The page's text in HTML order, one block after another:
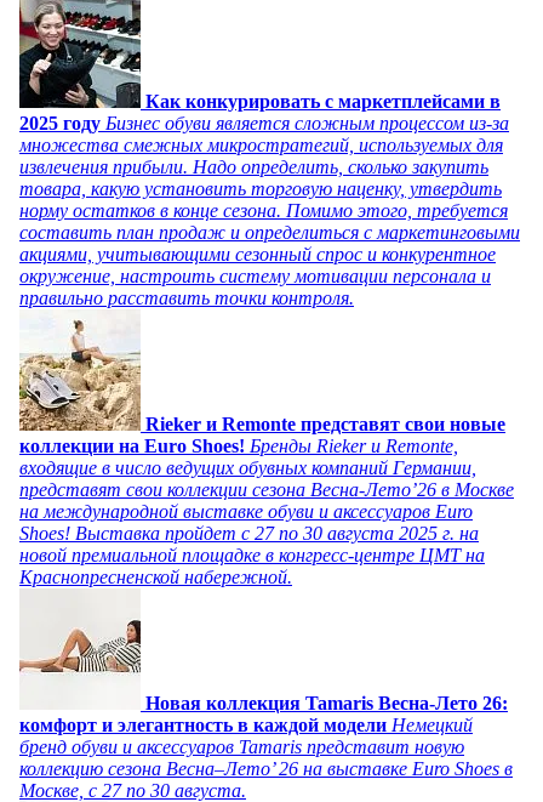
Как конкурировать с маркетплейсами в
2025 году Бизнес обуви является сложным процессом из-за
множества смежных микростратегий, используемых для
извлечения прибыли. Надо определить, сколько закупить
товара, какую установить торговую наценку, утвердить
норму остатков в конце сезона. Помимо этого, требуется
составить план продаж и определиться с маркетинговыми
акциями, учитывающими сезонный спрос и конкурентное
окружение, настроить систему мотивации персонала и
правильно расставить точки контроля.
Rieker и Remonte представят свои новые
коллекции на Euro Shoes! Бренды Rieker и Remonte,
входящие в число ведущих обувных компаний Германии,
представят свои коллекции сезона Весна-Лето’26 в Москве
на международной выставке обуви и аксессуаров Euro
Shoes! Выставка пройдет c 27 по 30 августа 2025 г. на
новой премиальной площадке в конгресс-центре ЦМТ на
Краснопресненской набережной.
Новая коллекция Tamaris Весна-Лето 26:
комфорт и элегантность в каждой модели Немецкий
бренд обуви и аксессуаров Tamaris представит новую
коллекцию сезона Весна–Лето’ 26 на выставке Euro Shoes в
Москве, с 27 по 30 августа.